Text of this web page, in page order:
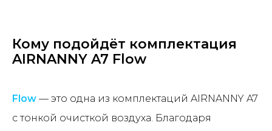
Кому подойдёт комплектация
AIRNANNY A7 Flow
Flow — это одна из комплектаций AIRNANNY A7
с тонкой очисткой воздуха. Благодаря